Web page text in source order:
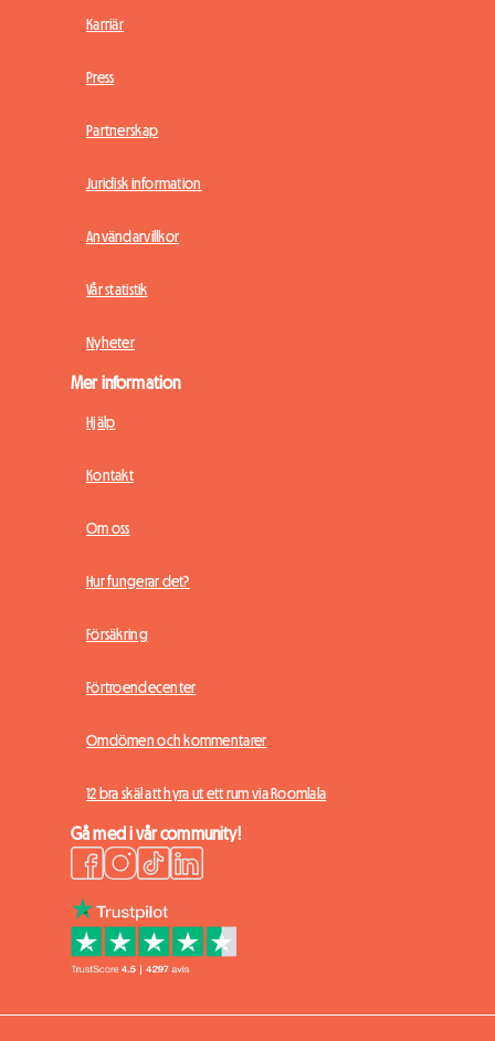
Karriär
Press
Partnerskap
Juridisk information
Användarvillkor
Vår statistik
Nyheter
Mer information
Hjälp
Kontakt
Om oss
Hur fungerar det?
Försäkring
Förtroendecenter
Omdömen och kommentarer
12 bra skäl att hyra ut ett rum via Roomlala
Gå med i vår community!